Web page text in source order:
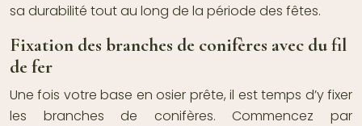
sa durabilité tout au long de la période des fêtes.
Fixation des branches de conifères avec du fil
de fer
Une fois votre base en osier prête, il est temps d’y fixer
les branches de conifères. Commencez par